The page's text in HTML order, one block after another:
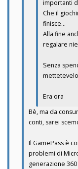
importanti
Che il
finisce...
Alla fine
regalare
Senza
Era ora
Bè, ma da
conti, sarei
Il GamePass è
problemi di
generazione